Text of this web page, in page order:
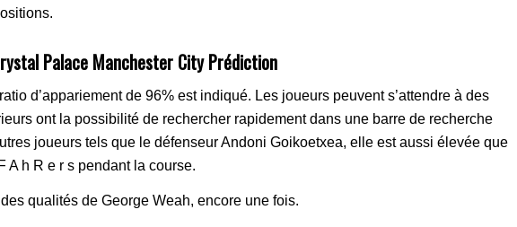
Palace Manchester City Prédiction
d’appariement de 96% est indiqué. Les joueurs peuvent s’attendre à des
ont la possibilité de rechercher rapidement dans une barre de recherche
joueurs tels que le défenseur Andoni Goikoetxea, elle est aussi élevée que
A h R e r s pendant la course.
qualités de George Weah, encore une fois.